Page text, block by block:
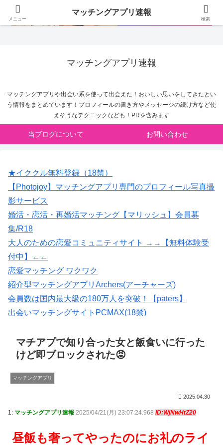
マッチングアプリ速報
マッチングアプリや出会い系を使って出会えた！おいしい思いをしてきたとい
う情報をまとめています！プロフィールの書き方やメッセージの続け方など使
えそうなテクニックなども！PRを含みます
当ブログについて お問い合わせ
★イククル無料登録（18禁）
【Photojoy】マッチングアプリ専門のプロフィール写真撮
影サービス
婚活・恋活・再婚活マッチング【マリッシュ】会員募
集/R18
大人のための恋愛コミュニティサイト →→【無料体験受
付中】←←
恋愛マッチング ワクワク
紹介型マッチングアプリArchers(アーチャーズ)
会員数は国内最大級の180万人を突破！【paters】
出会いマッチングサイトPCMAX(18禁)
いいねがもらえる写真を撮影【マッチングフォト】
マチアプで知り合った女と飯食いに行った
けど即ブロックされた😡
マッチングアプリ
2025.04.30
1: マッチングアプリ速報 2025/04/21(月) 23:07:24.968 ID:WjNwHtZ20
昼飯も奢ってやったのにお礼のライ
メニュー
マッチングアプリ速報
検索